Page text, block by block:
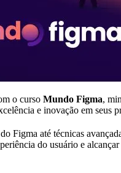
o curso Mundo Figma,
e inovação em
Figma até técnicas
do usuário e